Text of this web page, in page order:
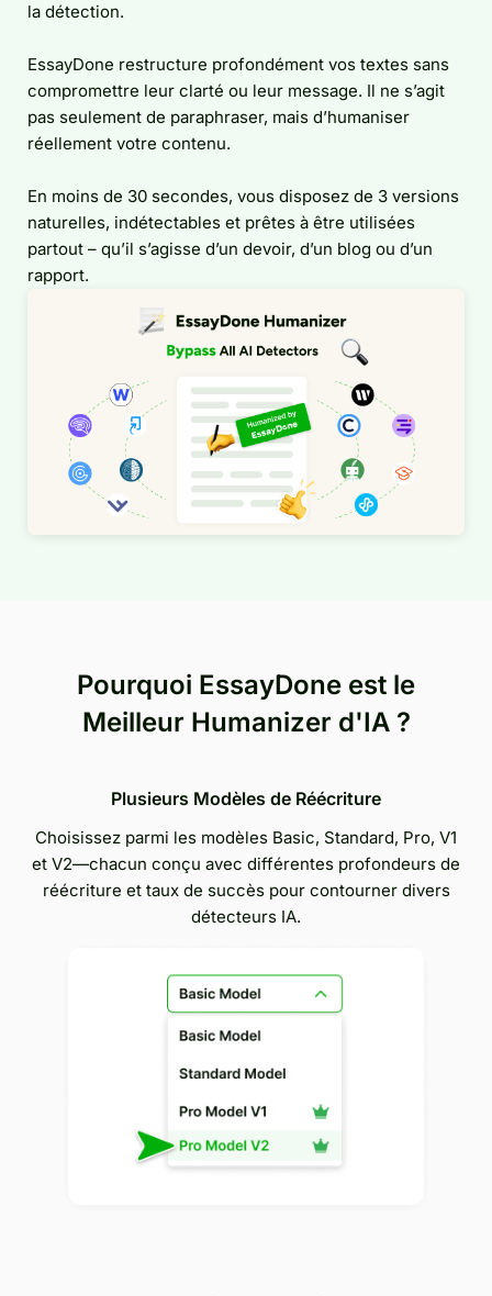
la détection.
EssayDone restructure profondément vos textes sans
compromettre leur clarté ou leur message. Il ne s’agit
pas seulement de paraphraser, mais d’humaniser
réellement votre contenu.
En moins de 30 secondes, vous disposez de 3 versions
naturelles, indétectables et prêtes à être utilisées
partout – qu’il s’agisse d’un devoir, d’un blog ou d’un
rapport.
Pourquoi EssayDone est le
Meilleur Humanizer d'IA ?
Plusieurs Modèles de Réécriture
Choisissez parmi les modèles Basic, Standard, Pro, V1
et V2—chacun conçu avec différentes profondeurs de
réécriture et taux de succès pour contourner divers
détecteurs IA.